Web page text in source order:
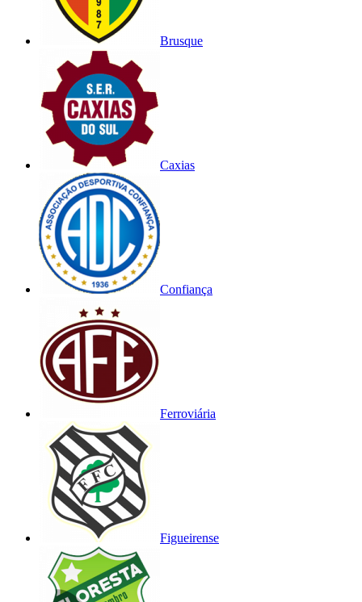
Brusque
Caxias
Confiança
Ferroviária
Figueirense